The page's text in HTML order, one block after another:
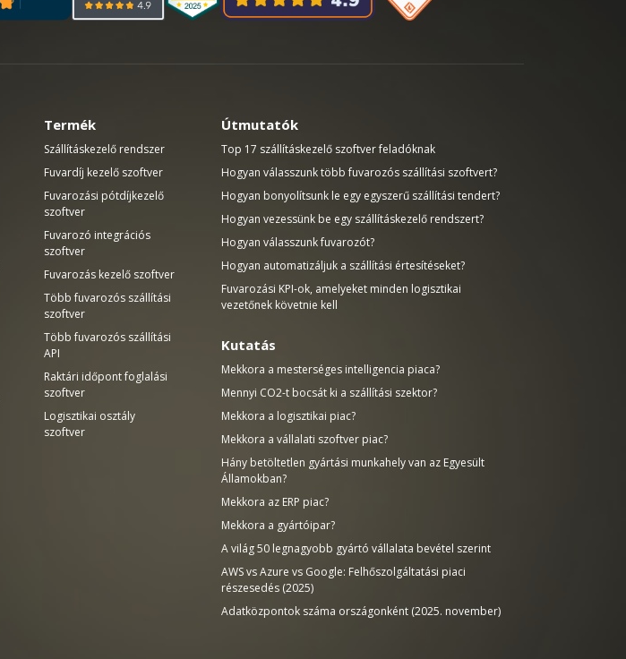
Termék
Szállításkezelő rendszer
Fuvardíj kezelő szoftver
Fuvarozási pótdíjkezelő
szoftver
Fuvarozó integrációs
szoftver
Fuvarozás kezelő szoftver
Több fuvarozós szállítási
szoftver
Több fuvarozós szállítási
API
Raktári időpont foglalási
szoftver
Logisztikai osztály
szoftver
Útmutatók
Top 17 szállításkezelő szoftver feladóknak
Hogyan válasszunk több fuvarozós szállítási szoftvert?
Hogyan bonyolítsunk le egy egyszerű szállítási tendert?
Hogyan vezessünk be egy szállításkezelő rendszert?
Hogyan válasszunk fuvarozót?
Hogyan automatizáljuk a szállítási értesítéseket?
Fuvarozási KPI-ok, amelyeket minden logisztikai
vezetőnek követnie kell
Kutatás
Mekkora a mesterséges intelligencia piaca?
Mennyi CO2-t bocsát ki a szállítási szektor?
Mekkora a logisztikai piac?
Mekkora a vállalati szoftver piac?
Hány betöltetlen gyártási munkahely van az Egyesült
Államokban?
Mekkora az ERP piac?
Mekkora a gyártóipar?
A világ 50 legnagyobb gyártó vállalata bevétel szerint
AWS vs Azure vs Google: Felhőszolgáltatási piaci
részesedés (2025)
Adatközpontok száma országonként (2025. november)